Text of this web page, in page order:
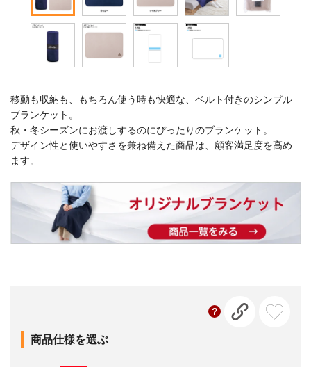
移動も収納も、もちろん使う時も快適な、ベルト付きのシンプル
ブランケット。
秋・冬シーズンにお渡しするのにぴったりのブランケット。
デザイン性と使いやすさを兼ね備えた商品は、顧客満足度を高め
ます。
商品仕様を選ぶ